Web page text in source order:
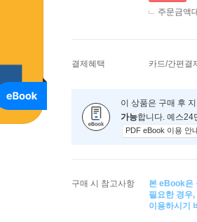
주문금액
결제혜택 카드/간편결
이 상품은 구매 후
가능합니다. 예스24
PDF eBook 이용 안
구매 시 참고사항
본 eBook은
필요한 경우
이용하시기